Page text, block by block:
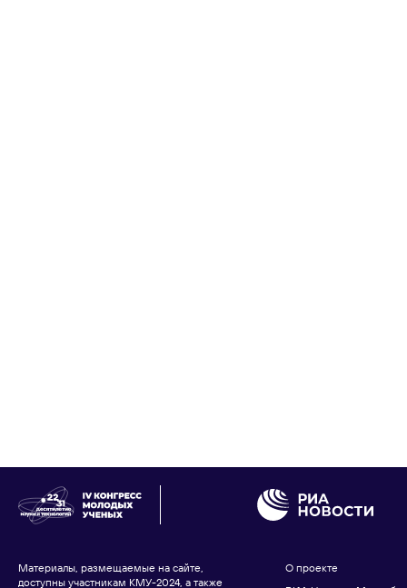
Материалы, размещаемые на сайте,
доступны участникам КМУ-2024, а также
О проекте